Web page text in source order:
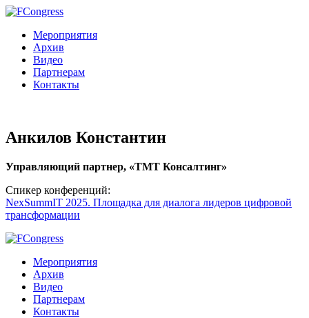
Мероприятия
Архив
Видео
Партнерам
Контакты
Анкилов Константин
Управляющий партнер, «ТМТ Консалтинг»
Спикер конференций:
NexSummIT 2025. Площадка для диалога лидеров цифровой
трансформации
Мероприятия
Архив
Видео
Партнерам
Контакты